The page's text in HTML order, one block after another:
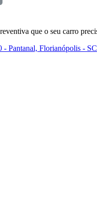
que o seu carro
Pantanal, Florianópolis - SC